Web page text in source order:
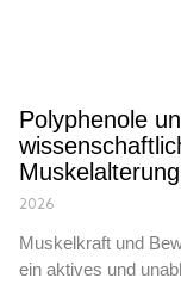
Polyphenole
Muskelalterung
2026
Muskelkraft und
ein aktives und